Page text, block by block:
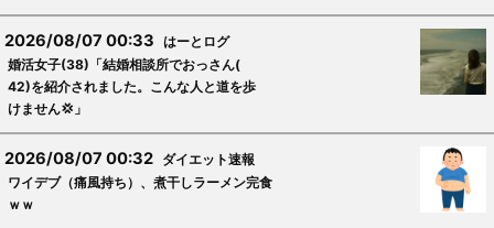
2026/08/07 00:33はーとログ
婚活女子(38)「結婚相談所でおっさん(
42)を紹介されました。こんな人と道を歩
けません💢」
2026/08/07 00:32ダイエット速報
ワイデブ（痛風持ち）、煮干しラーメン完食
ｗｗ